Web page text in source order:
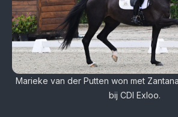
Marieke van der Putten won met
bij CDI Exloo.